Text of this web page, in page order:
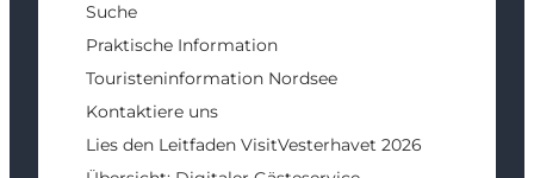
Suche
Praktische Information
Touristeninformation Nordsee
Kontaktiere uns
Lies den Leitfaden VisitVesterhavet 2026